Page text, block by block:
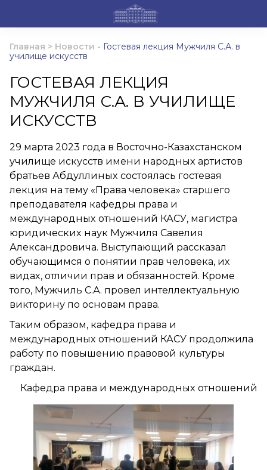
Главная > Новости - Гостевая лекция Мужчиля С.А. в
училище искусств
ГОСТЕВАЯ ЛЕКЦИЯ
МУЖЧИЛЯ С.А. В УЧИЛИЩЕ
ИСКУССТВ
29 марта 2023 года в Восточно-Казахстанском
училище искусств имени народных артистов
братьев Абдуллиных состоялась гостевая
лекция на тему «Права человека» старшего
преподавателя кафедры права и
международных отношений КАСУ, магистра
юридических наук Мужчиля Савелия
Александровича. Выступающий рассказал
обучающимся о понятии прав человека, их
видах, отличии прав и обязанностей. Кроме
того, Мужчиль С.А. провел интеллектуальную
викторину по основам права.
Таким образом, кафедра права и
международных отношений КАСУ продолжила
работу по повышению правовой культуры
граждан.
Кафедра права и международных отношений